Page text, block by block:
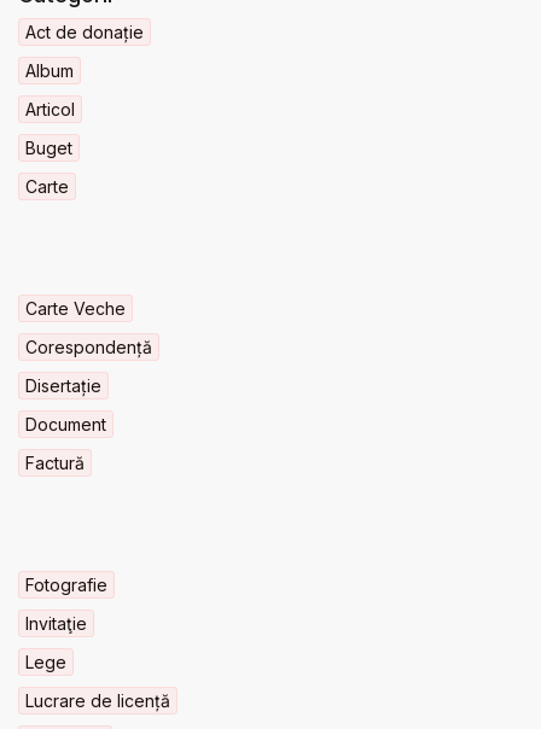
Act de donație
Album
Articol
Buget
Carte
Carte Veche
Corespondență
Disertație
Document
Factură
Fotografie
Invitaţie
Lege
Lucrare de licență